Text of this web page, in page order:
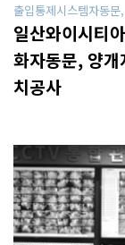
출입통제시스템자동문
일산와이시티
화자동문, 양개
치공사